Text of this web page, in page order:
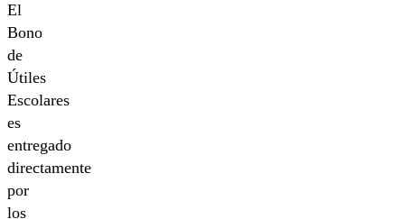
El
Bono
de
Útiles
Escolares
es
entregado
directamente
por
los